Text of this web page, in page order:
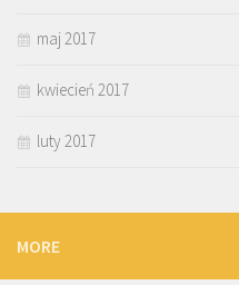
maj 2017
kwiecień 2017
luty 2017
MORE